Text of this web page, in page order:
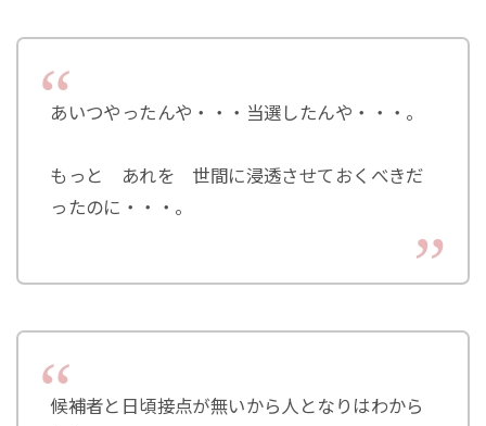
あいつやったんや・・・当選したんや・・・。
もっと あれを 世間に浸透させておくべきだ
ったのに・・・。
候補者と日頃接点が無いから人となりはわから